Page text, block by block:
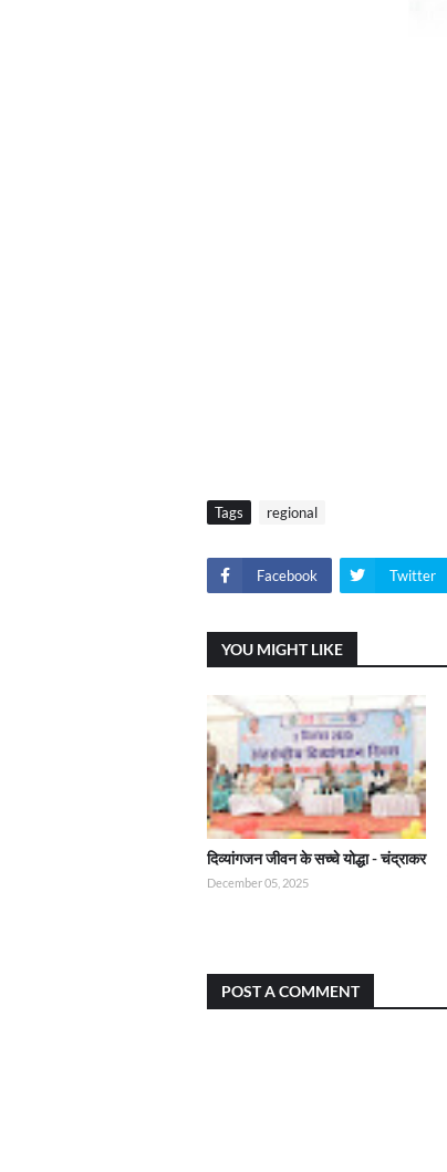
Tags regional
Facebook Twitter
YOU MIGHT LIKE
दिव्यांगजन जीवन के सच्चे योद्धा - चंद्राकर
December 05, 2025
POST A COMMENT